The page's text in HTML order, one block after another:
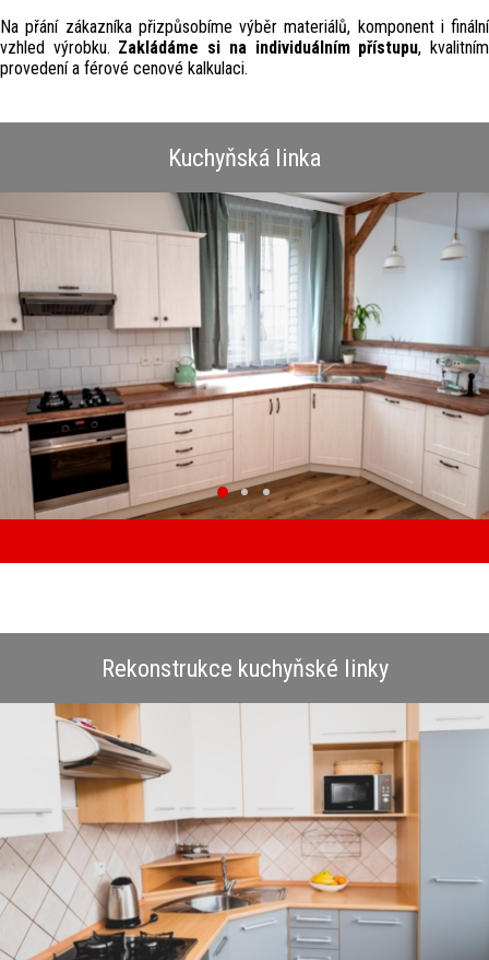
Na přání zákazníka přizpůsobíme výběr materiálů, komponent i finální
vzhled výrobku. Zakládáme si na individuálním přístupu, kvalitním
provedení a férové cenové kalkulaci.
Kuchyňská linka
Rekonstrukce kuchyňské linky